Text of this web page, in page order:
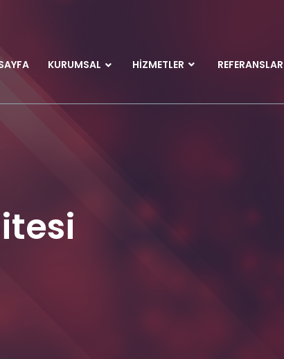
KURUMSAL HIZMETLER REFERANSLAR